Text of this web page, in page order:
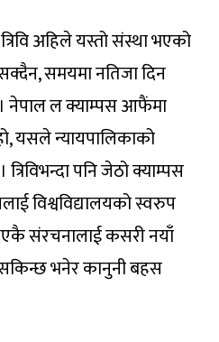
अहिले यस्तो संस्था भएको
समयमा नतिजा दिन
नेपाल ल क्याम्पस आफैंमा
यसले न्यायपालिकाको
पनि जेठो क्याम्पस
विश्वविद्यालयको स्वरुप
संरचनालाई कसरी नयाँ
भनेर कानुनी बहस